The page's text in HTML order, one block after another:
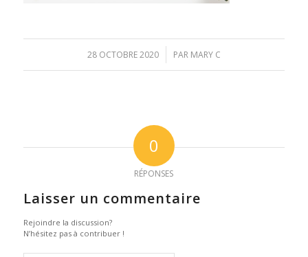
28 OCTOBRE 2020
/ PAR MARY C
0
RÉPONSES
Laisser un commentaire
Rejoindre la discussion?
N’hésitez pas à contribuer !